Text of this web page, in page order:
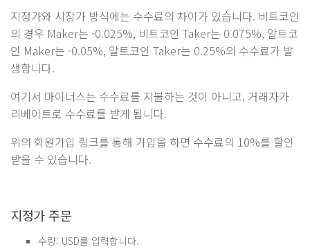
지정가와 시장가 방식에는 수수료의 차이가 있습니다. 비트코인
의 경우 Maker는 -0.025%, 비트코인 Taker는 0.075%, 알트코
인 Maker는 -0.05%, 알트코인 Taker는 0.25%의 수수료가 발
생합니다.
여기서 마이너스는 수수료를 지불하는 것이 아니고, 거래자가
리베이트로 수수료를 받게 됩니다.
위의 회원가입 링크를 통해 가입을 하면 수수료의 10%를 할인
받을 수 있습니다.
지정가 주문
수량: USD를 입력합니다.